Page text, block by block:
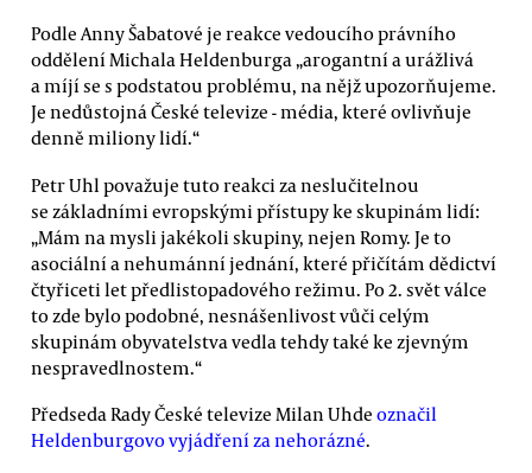
Podle Anny Šabatové je reakce vedoucího právního
oddělení Michala Heldenburga „arogantní a urážlivá
a míjí se s podstatou problému, na nějž upozorňujeme.
Je nedůstojná České televize - média, které ovlivňuje
denně miliony lidí.“
Petr Uhl považuje tuto reakci za neslučitelnou
se základními evropskými přístupy ke skupinám lidí:
„Mám na mysli jakékoli skupiny, nejen Romy. Je to
asociální a nehumánní jednání, které přičítám dědictví
čtyřiceti let předlistopadového režimu. Po 2. svět válce
to zde bylo podobné, nesnášenlivost vůči celým
skupinám obyvatelstva vedla tehdy také ke zjevným
nespravedlnostem.“
Předseda Rady České televize Milan Uhde označil
Heldenburgovo vyjádření za nehorázné.